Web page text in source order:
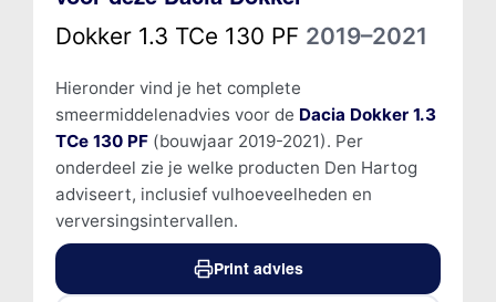
Dokker 1.3 TCe 130 PF 2019–2021
Hieronder vind je het complete
smeermiddelenadvies voor de Dacia Dokker 1.3
TCe 130 PF(bouwjaar 2019-2021). Per
onderdeel zie je welke producten Den Hartog
adviseert, inclusief vulhoeveelheden en
verversingsintervallen.
Print advies